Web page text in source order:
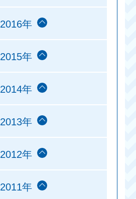
2016年
2015年
2014年
2013年
2012年
2011年